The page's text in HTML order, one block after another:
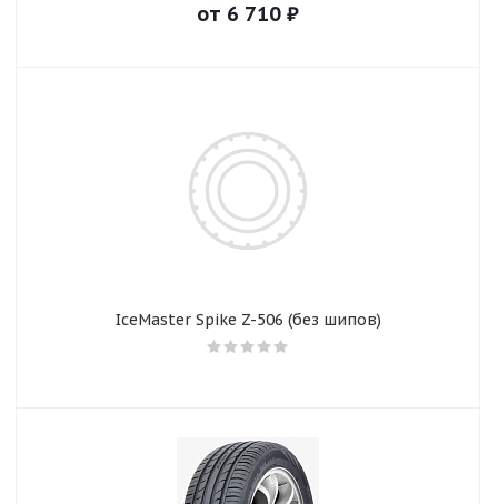
от 6 710 ₽
IceMaster Spike Z-506 (без шипов)